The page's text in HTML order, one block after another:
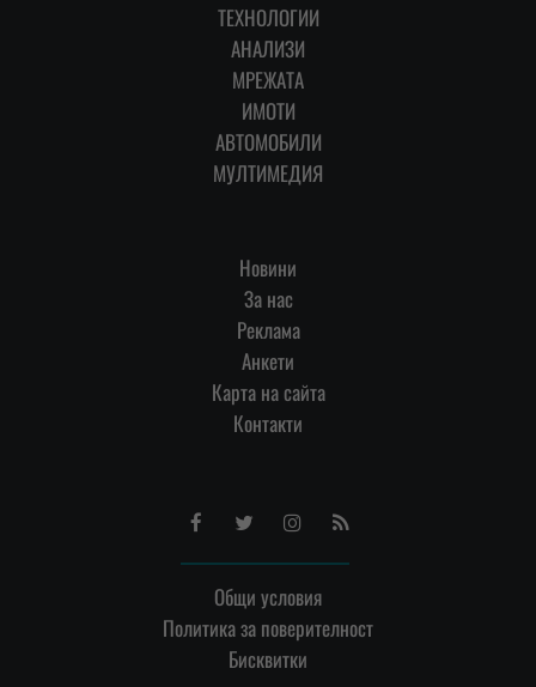
ТЕХНОЛОГИИ
АНАЛИЗИ
МРЕЖАТА
ИМОТИ
АВТОМОБИЛИ
МУЛТИМЕДИЯ
Новини
За нас
Реклама
Анкети
Карта на сайта
Контакти
FacebookTwitterInstagram
RSS
Общи условия
Политика за поверителност
Бисквитки